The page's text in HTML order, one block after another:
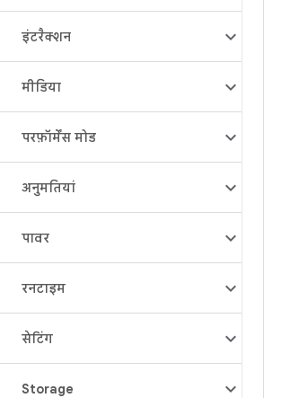
इंटरैक्शन
मीडिया
परफ़ॉर्मेंस मोड
अनुमतियां
पावर
रनटाइम
सेटिंग
Storage